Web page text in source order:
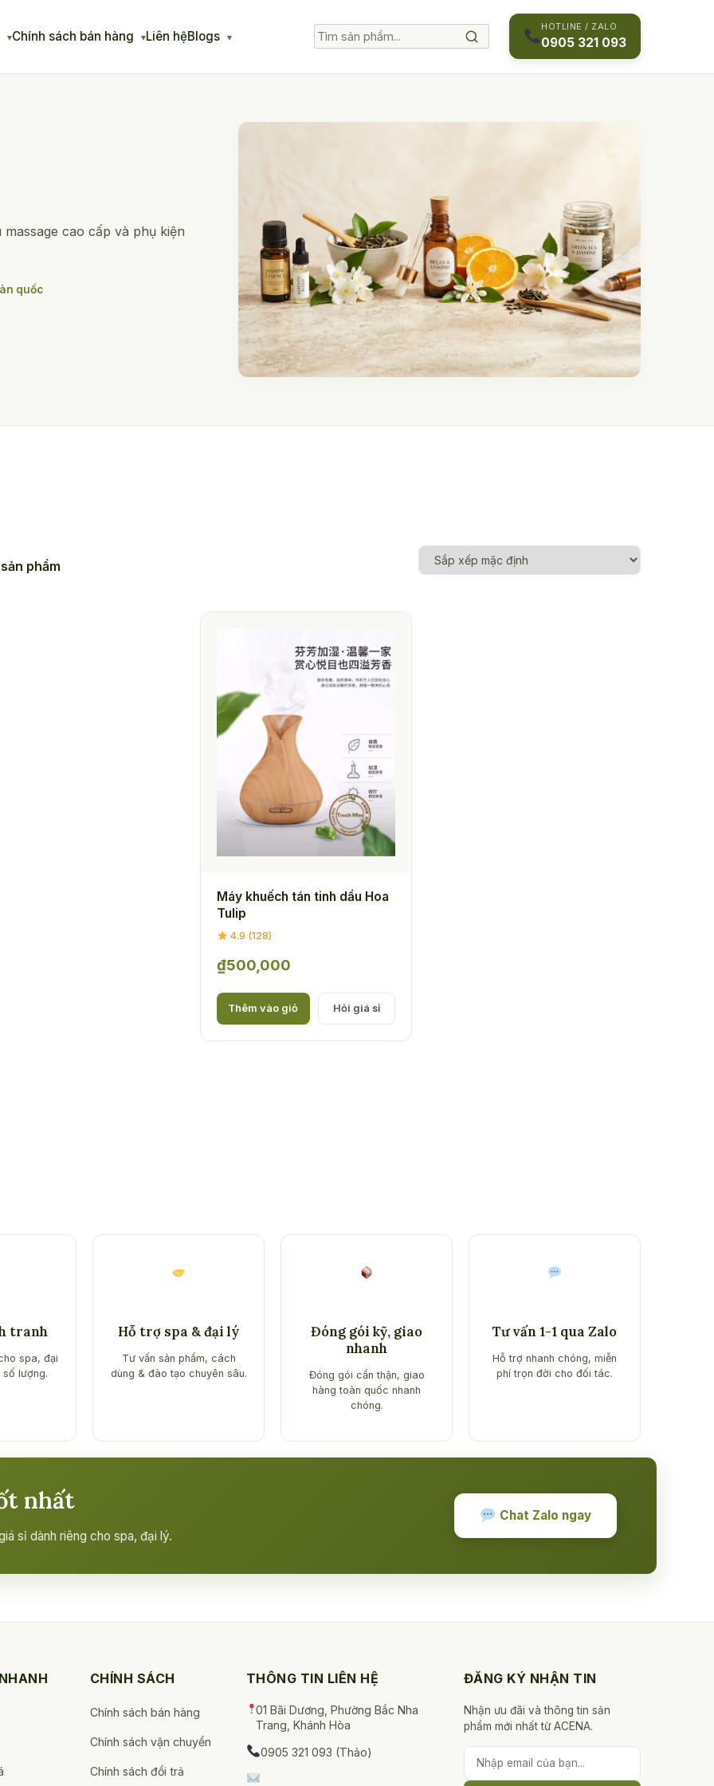
Chính sách bán hàng Liên hệBlogs
HOTLINE / ZALO
0905 321 093
cao cấp và phụ kiện
quốc
phẩm
Máy khuếch tán tinh dầu Hoa
Tulip
4.9 (128)
₫500,000
Thêm vào giỏ Hỏi giá sỉ
tranh
spa, đại
số lượng.
Hỗ trợ spa & đại lý
Tư vấn sản phẩm, cách
dùng & đào tạo chuyên sâu.
Đóng gói kỹ, giao
nhanh
Đóng gói cẩn thận, giao
hàng toàn quốc nhanh
chóng.
Tư vấn 1-1 qua Zalo
Hỗ trợ nhanh chóng, miễn
phí trọn đời cho đối tác.
nhất
sỉ dành riêng cho spa, đại lý.
Chat Zalo ngay
CHÍNH SÁCH
Chính sách bán hàng
Chính sách vận chuyển
Chính sách đổi trả
THÔNG TIN LIÊN HỆ
01 Bãi Dương, Phường Bắc Nha
Trang, Khánh Hòa
0905 321 093 (Thảo)
ĐĂNG KÝ NHẬN TIN
Nhận ưu đãi và thông tin sản
phẩm mới nhất từ ACENA.